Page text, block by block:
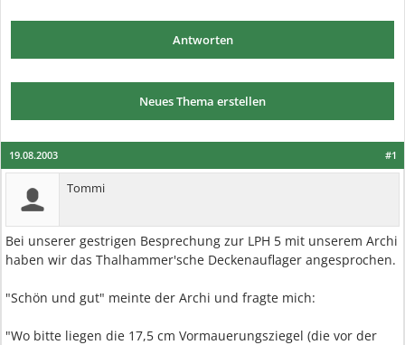
Antworten
Neues Thema erstellen
#1
19.08.2003
Tommi
Bei unserer gestrigen Besprechung zur LPH 5 mit unserem Archi
haben wir das Thalhammer'sche Deckenauflager angesprochen.
"Schön und gut" meinte der Archi und fragte mich:
"Wo bitte liegen die 17,5 cm Vormauerungsziegel (die vor der